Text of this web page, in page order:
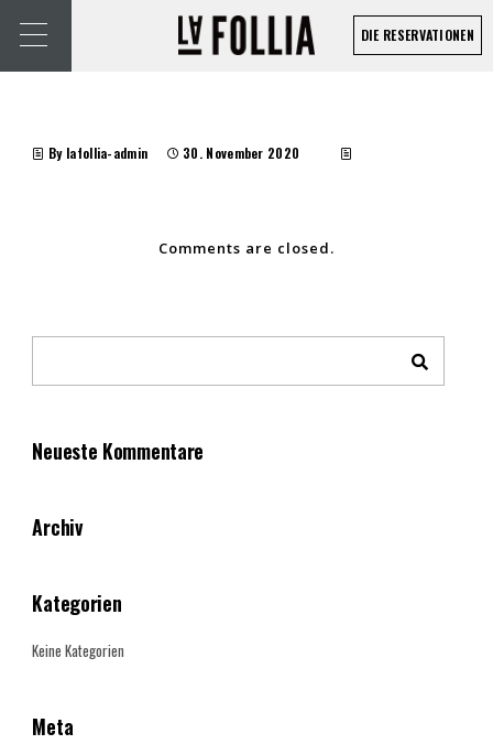
DIE RESERVATIONEN
By lafollia-admin 30. November 2020
Comments are closed.
Neueste Kommentare
Archiv
Kategorien
Keine Kategorien
Meta